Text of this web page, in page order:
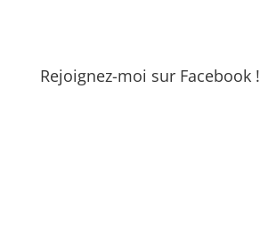
Rejoignez-moi sur Facebook !